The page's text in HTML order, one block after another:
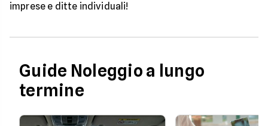
imprese e ditte individuali!
Guide Noleggio a lungo
termine